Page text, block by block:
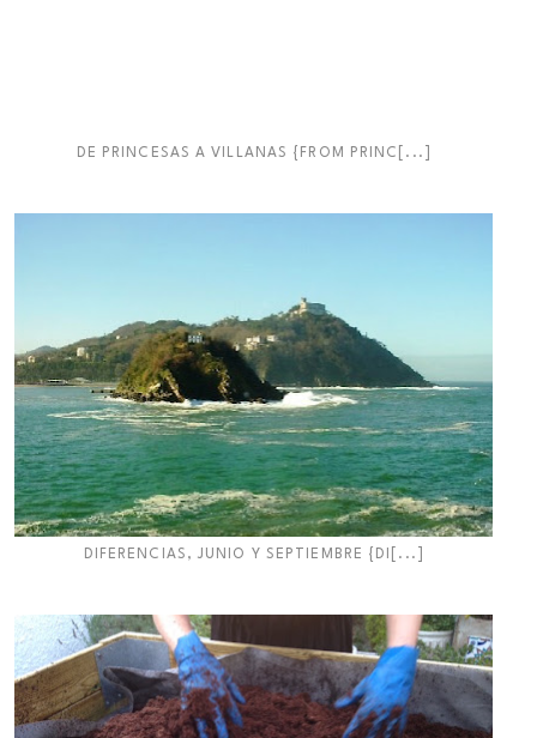
DE PRINCESAS A VILLANAS {FROM PRINC[...]
DIFERENCIAS, JUNIO Y SEPTIEMBRE {DI[...]